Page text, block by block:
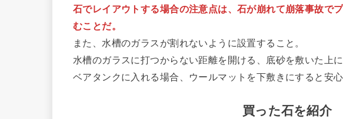
石でレイアウトする場合の注意点は、石が崩れて崩落事故で
むことだ。
また、水槽のガラスが割れないように設置すること。
水槽のガラスに打つからない距離を開ける、底砂を敷いた上に
ベアタンクに入れる場合、ウールマットを下敷きにすると安心
買った石を紹介